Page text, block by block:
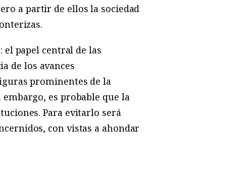
a partir de ellos la sociedad
papel central de las
de los avances
prominentes de la
es probable que la
Para evitarlo será
con vistas a ahondar